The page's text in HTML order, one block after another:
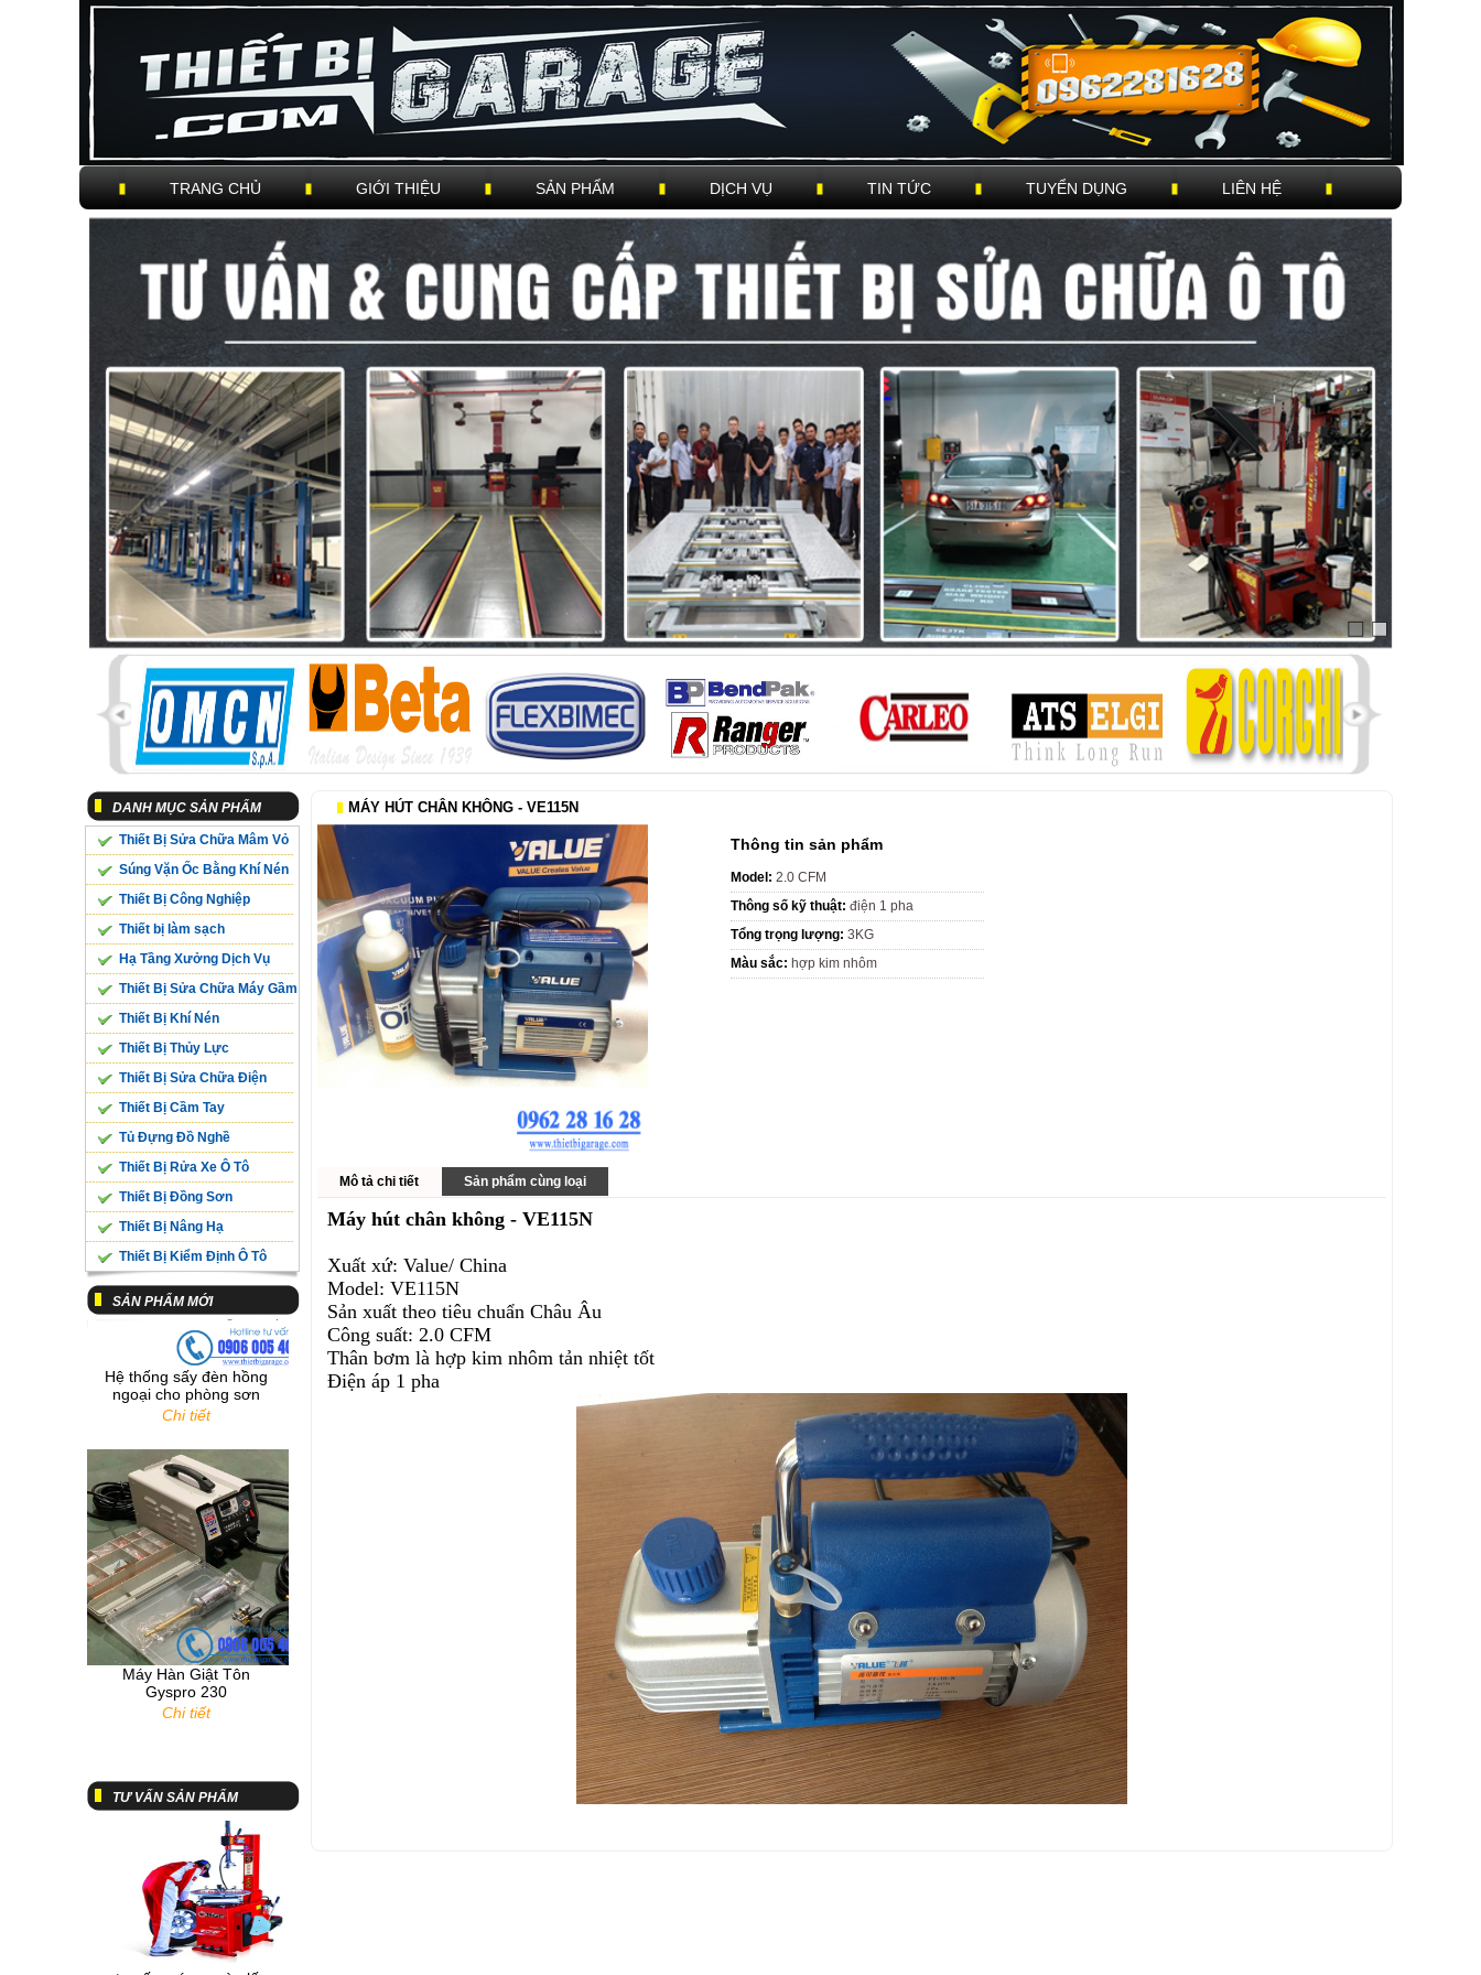
TRANG CHỦ GIỚI THIỆU SẢN PHẨM DỊCH VỤ TIN TỨC TUYỂN DỤNG LIÊN HỆ
Trigger
DANH MỤC SẢN PHẨM
Thiết Bị Sửa Chữa Mâm Vỏ
Súng Vặn Ốc Bằng Khí Nén
Thiết Bị Công Nghiệp
Thiết bị làm sạch
Hạ Tầng Xưởng Dịch Vụ
Thiết Bị Sửa Chữa Máy Gầm
Thiết Bị Khí Nén
Thiết Bị Thủy Lực
Thiết Bị Sửa Chữa Điện
Thiết Bị Cầm Tay
Tủ Đựng Đồ Nghề
Thiết Bị Rửa Xe Ô Tô
Thiết Bị Đồng Sơn
Thiết Bị Nâng Hạ
Thiết Bị Kiểm Định Ô Tô
SẢN PHẨM MỚI
Bệ Cân Trọng Lượng 10
Tấn/ Trục SL-10WE
Chi tiết
Hệ thống sấy đèn hồng
ngoại cho phòng sơn
Chi tiết
Máy Hàn Giật Tôn
Gyspro 230
Chi tiết
Thiết bị phân tích khí xả
động cơ diesel
TƯ VẤN SẢN PHẨM
Tư vấn về máy chuẩn
tư vấn máy ra vào lốp
MÁY HÚT CHÂN KHÔNG - VE115N
Thông tin sản phẩm
Model: 2.0 CFM
Thông số kỹ thuật: điện 1 pha
Tổng trọng lượng: 3KG
Màu sắc: hợp kim nhôm
Mô tả chi tiết Sản phẩm cùng loại
Máy hút chân không - VE115N
Xuất xứ: Value/ China
Model: VE115N
Sản xuất theo tiêu chuẩn Châu Âu
Công suất: 2.0 CFM
Thân bơm là hợp kim nhôm tản nhiệt tốt
Điện áp 1 pha